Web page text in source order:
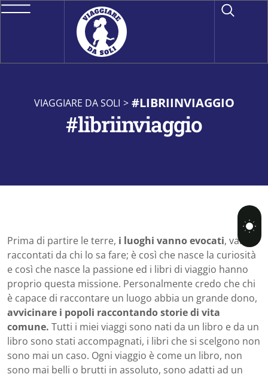
VIAGGIARE DA SOLI > #LIBRIINVIAGGIO
#libriinviaggio
Prima di partire le terre, i luoghi vanno evocati, vanno
raccontati da chi lo sa fare; è così che nasce la curiosità
e così che nasce la passione ed i libri di viaggio hanno
proprio questa missione. Personalmente credo che chi
è capace di raccontare un luogo abbia un grande dono,
avvicinare i popoli raccontando storie di vita
comune. Tutti i miei viaggi sono nati da un libro e da un
libro sono stati accompagnati, i libri che si scelgono non
sono mai un caso. Ogni viaggio è come un libro, non
sono mai belli o brutti in assoluto, sono adatti ad un